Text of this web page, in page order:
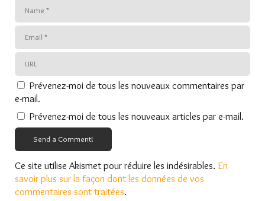
Prévenez-moi de tous les nouveaux commentaires par
e-mail.
Prévenez-moi de tous les nouveaux articles par e-mail.
Send a Comment!
Ce site utilise Akismet pour réduire les indésirables. En
savoir plus sur la façon dont les données de vos
commentaires sont traitées.